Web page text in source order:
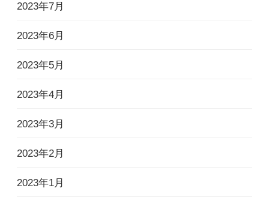
2023年7月
2023年6月
2023年5月
2023年4月
2023年3月
2023年2月
2023年1月